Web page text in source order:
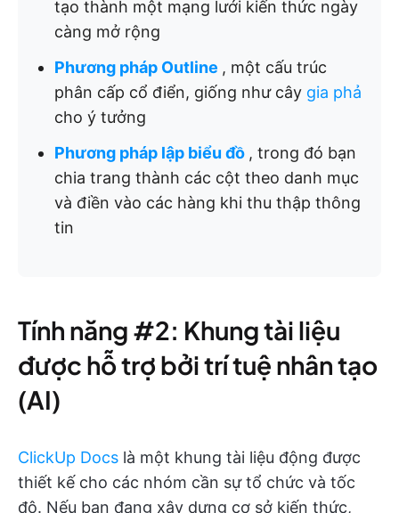
tạo thành một mạng lưới kiến thức ngày
càng mở rộng
Phương pháp Outline , một cấu trúc
phân cấp cổ điển, giống như cây gia phả
cho ý tưởng
Phương pháp lập biểu đồ , trong đó bạn
chia trang thành các cột theo danh mục
và điền vào các hàng khi thu thập thông
tin
Tính năng #2: Khung tài liệu
được hỗ trợ bởi trí tuệ nhân tạo
(AI)
ClickUp Docs là một khung tài liệu động được
thiết kế cho các nhóm cần sự tổ chức và tốc
độ. Nếu bạn đang xây dựng cơ sở kiến thức,